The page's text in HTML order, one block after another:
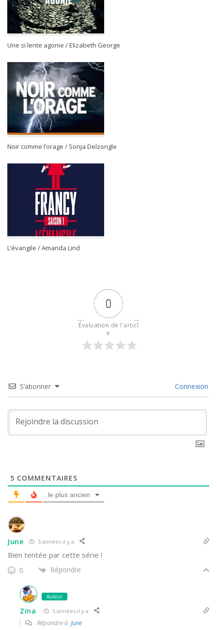
Une si lente agonie / Elizabeth George
Noir comme l’orage / Sonja Delzongle
L’évangile / Amanda Lind
0
Évaluation de l'articl
e
S’abonner Connexion
5 COMMENTAIRES
le plus ancien
June 5 années il y a
Bien tentée par cette série !
0 Répondre
Auteur
Zina 5 années il y a
Répondre à June